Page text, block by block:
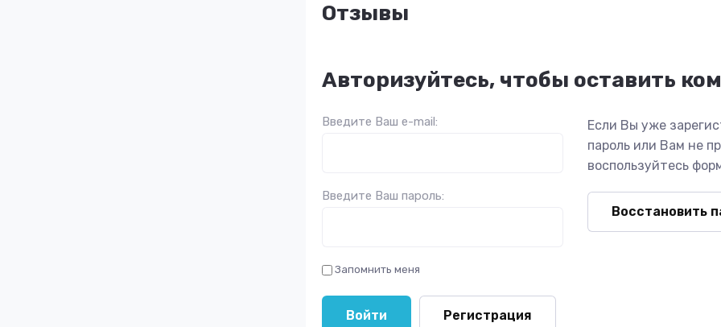
Отзывы
Авторизуйтесь, чтобы оставить
Введите Ваш e-mail:
Введите Ваш пароль:
Запомнить меня
Войти Регистрация
Если Вы уже
пароль или Вам не
воспользуйтесь
Восстановить